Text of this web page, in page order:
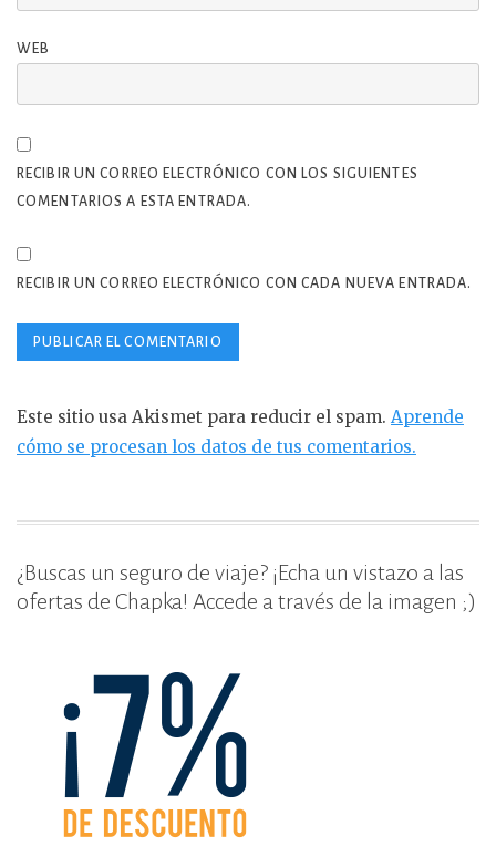
WEB
RECIBIR UN CORREO ELECTRÓNICO CON LOS SIGUIENTES
COMENTARIOS A ESTA ENTRADA.
RECIBIR UN CORREO ELECTRÓNICO CON CADA NUEVA ENTRADA.
Este sitio usa Akismet para reducir el spam. Aprende
cómo se procesan los datos de tus comentarios.
¿Buscas un seguro de viaje? ¡Echa un vistazo a las
ofertas de Chapka! Accede a través de la imagen ;)